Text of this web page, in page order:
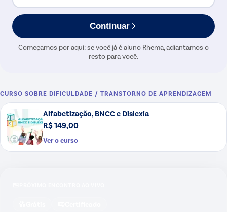
Continuar
Começamos por aqui: se você já é aluno Rhema, adiantamos o
resto para você.
CURSO SOBRE DIFICULDADE / TRANSTORNO DE APRENDIZAGEM
Alfabetização, BNCC e Dislexia
R$ 149,00
Ver o curso